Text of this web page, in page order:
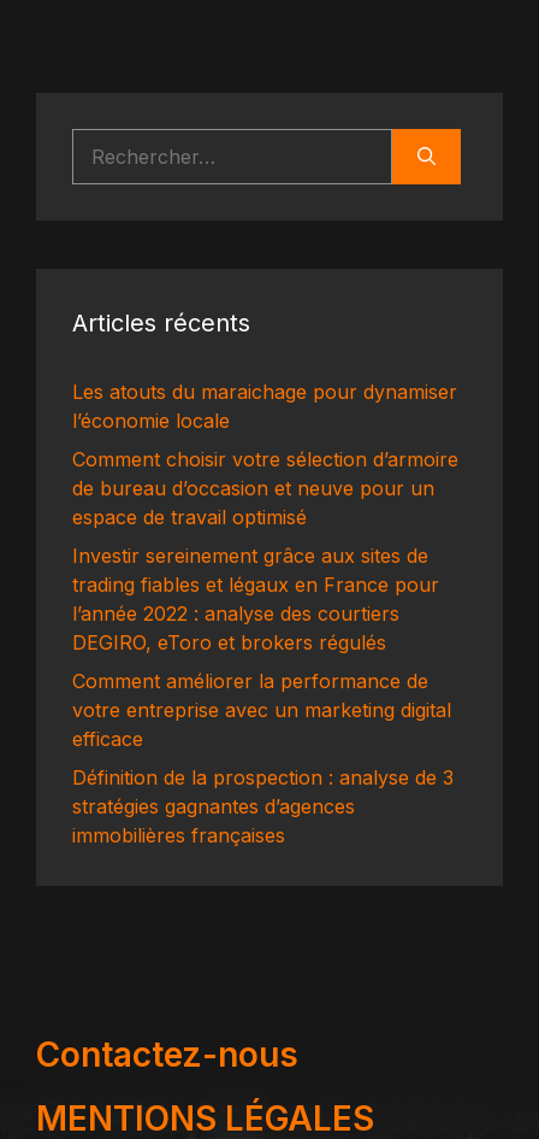
Articles récents
Les atouts du maraichage pour dynamiser
l’économie locale
Comment choisir votre sélection d’armoire
de bureau d’occasion et neuve pour un
espace de travail optimisé
Investir sereinement grâce aux sites de
trading fiables et légaux en France pour
l’année 2022 : analyse des courtiers
DEGIRO, eToro et brokers régulés
Comment améliorer la performance de
votre entreprise avec un marketing digital
efficace
Définition de la prospection : analyse de 3
stratégies gagnantes d’agences
immobilières françaises
Contactez-nous
MENTIONS LÉGALES